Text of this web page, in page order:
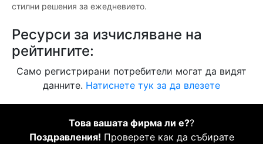
стилни решения за ежедневието.
Ресурси за изчисляване на
рейтингите:
Само регистрирани потребители могат да видят
данните. Натиснете тук за да влезете
Това вашата фирма ли е??
Поздравления! Проверете как да събирате